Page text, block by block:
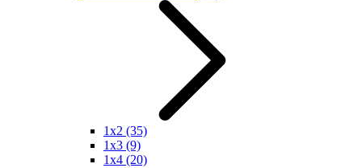
1x2 (35)
1x3 (9)
1x4 (20)